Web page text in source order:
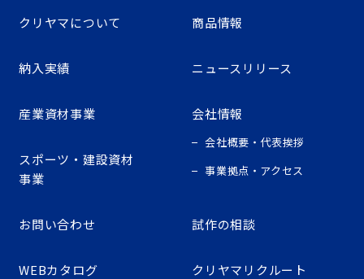
クリヤマについて 商品情報
納入実績 ニュースリリース
産業資材事業
スポーツ・建設資材
事業
会社情報
会社概要・代表挨拶
事業拠点・アクセス
お問い合わせ 試作の相談
WEBカタログ クリヤマリクルート